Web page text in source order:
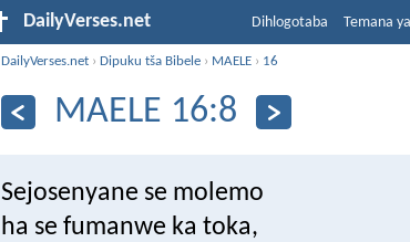
DailyVerses.net Dihlogotaba Temana
DailyVerses.net ›Dipuku tša Bibele › MAELE › 16
MAELE 16:8
Sejosenyane se molemo
ha se fumanwe ka toka,